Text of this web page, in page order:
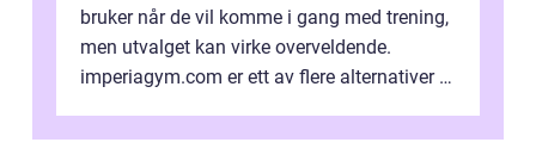
bruker når de vil komme i gang med trening,
men utvalget kan virke overveldende.
imperiagym.com er ett av flere alternativer i